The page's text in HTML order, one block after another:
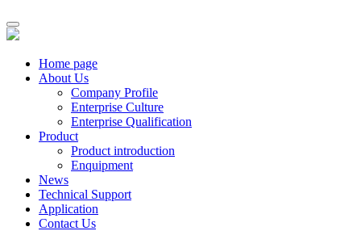
Home page
About Us
Company Profile
Enterprise Culture
Enterprise Qualification
Product
Product introduction
Enquipment
News
Technical Support
Application
Contact Us